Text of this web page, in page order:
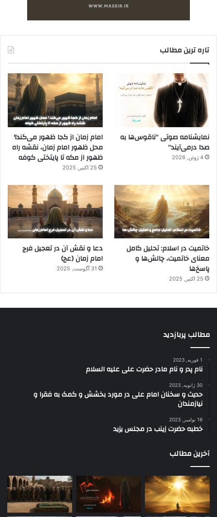
تاره ترین مطالب
نمایشنامه صوتی “ناقوس‌ها به
صدا در‌می‌آیند”
4 ژوئن, 2026
امام زمان از کجا ظهور می‌کند؟
محل ظهور امام زمان، نقشه راه
ظهور از مکه تا پایتختی کوفه
25 اکتبر, 2025
خاتمیت در اسلام: تحلیل کامل
معنای خاتمیت، چالش‌ها و
پاسخ‌ها
25 اکتبر, 2025
دعا و نقش آن در تعجیل فرج
امام زمان (عج)
31 آگوست, 2025
مطالب پربازدید
1 فوریه, 2023
نام پدر و نام مادر حضرت علی علیه السلام
30 ژانویه, 2023
حدیث و سخنان امام علی در مورد بخشش و کمک به فقرا و
نیازمندان
16 نوامبر, 2023
خطبه حضرت زینب در مجلس یزید
آخرین مطالب